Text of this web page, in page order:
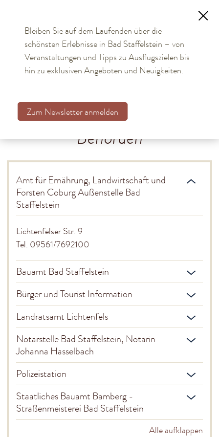
TOURISMUS
Aktuelles
Bürgerservice online
Rathaus
Stadtteile
Einrichtungen
Stadtmuseum
Museum Kloster Banz
Stadtbücherei
Kinder & Jugendliche
Gesundheit
Sonstiges
Behörden
Kirchen
Bildungs- und Tagungsmöglichkeiten
Service & Infos
Kontakt & Rechtliches
Behörden
Amt für Ernährung, Landwirtschaft und
Forsten Coburg Außenstelle Bad
Staffelstein
Lichtenfelser Str. 9
Tel. 09561/7692100
Bauamt Bad Staffelstein
Bürger und Tourist Information
Landratsamt Lichtenfels
Notarstelle Bad Staffelstein, Notarin
Johanna Hasselbach
Polizeistation
Staatliches Bauamt Bamberg -
Straßenmeisterei Bad Staffelstein
Alle aufklappen
Bleiben Sie auf dem Laufenden über die
schönsten Erlebnisse in Bad Staffelstein – von
Veranstaltungen und Tipps zu Ausflugszielen bis
hin zu exklusiven Angeboten und Neuigkeiten.
Zum Newsletter anmelden